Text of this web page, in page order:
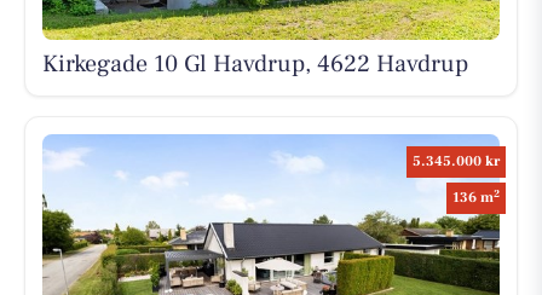
Kirkegade 10 Gl Havdrup, 4622 Havdrup
5.345.000 kr
136 m2